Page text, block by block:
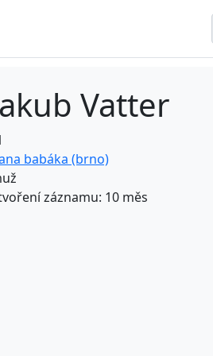
Vatter
babáka (brno)
záznamu: 10 měs